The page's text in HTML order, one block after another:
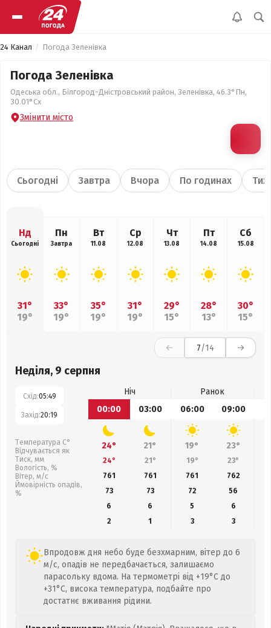
24 Канал Погода Зеленівка
Погода Зеленівка
Одеська обл., Білгород-Дністровський район, Зеленівка, 46.3°Пн,
30.01°Сх
Змінити місто
Сьогодні Завтра Вчора По годинах
Нд
Сьогодні
31°
19°
Пн
Завтра
33°
19°
Вт
11.08
35°
19°
Ср
12.08
31°
19°
Чт
13.08
29°
15°
Пт
14.08
28°
13°
Сб
15.08
30°
15°
7/14
Неділя, 9 серпня
Схід:05:49
Захід:20:19
Температура С°
Відчувається як
Тиск, мм
Вологість, %
Вітер, м/с
Ймовірність опадів,
%
Ніч
Ранок
00:00
03:00 06:00 09:00
24° 21° 19° 23°
24° 21° 19° 23°
761
761 761 762
73
73 72 56
6
6 5
6
2
1 3 3
Впродовж дня небо буде безхмарним, вітер до 6
м/с, опадів не передбачається, залишаємо
парасольку вдома. На термометрі від +19°C до
+31°C, висока температура, подбайте про
достатнє вживання рідини.